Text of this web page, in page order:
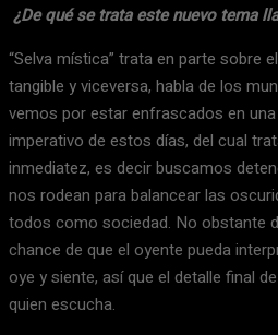
¿De qué se trata este nuevo tema
“Selva mística” trata en parte sobre
tangible y viceversa, habla de los
vemos por estar enfrascados en
imperativo de estos días, del cual
inmediatez, es decir buscamos
nos rodean para balancear las
todos como sociedad. No obstante
chance de que el oyente pueda
oye y siente, así que el detalle final
quien escucha.